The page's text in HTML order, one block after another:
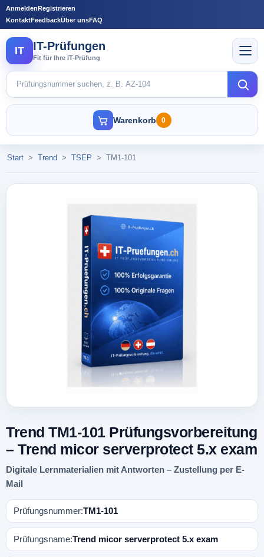
AnmeldenRegistrieren
KontaktFeedbackÜber unsFAQ
IT IT-Prüfungen
Fit für Ihre IT-Prüfung
Warenkorb 0
Start > Trend > TSEP > TM1-101
Trend TM1-101 Prüfungsvorbereitung
– Trend micor serverprotect 5.x exam
Digitale Lernmaterialien mit Antworten – Zustellung per E-
Mail
Prüfungsnummer:TM1-101
Prüfungsname:Trend micor serverprotect 5.x exam